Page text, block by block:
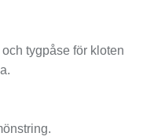
tygpåse för kloten